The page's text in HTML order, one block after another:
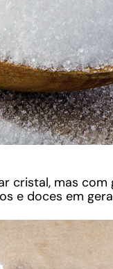
mas com
e doces em